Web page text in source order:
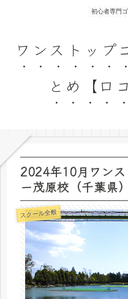
初心者専門
ワンストップ
とめ【口
2024年10月ワン
ー茂原校（千葉県
スクール全般